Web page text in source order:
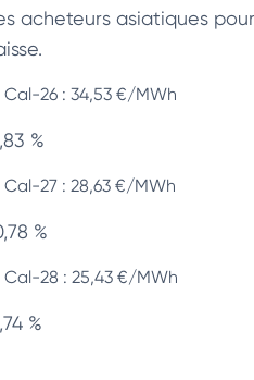
acheteurs asiatiques
Cal-26 : 34,53 €/MWh
%
Cal-27 : 28,63 €/MWh
%
Cal-28 : 25,43 €/MWh
%